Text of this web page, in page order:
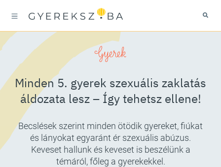
Gyerek
Minden 5. gyerek szexuális zaklatás
áldozata lesz – Így tehetsz ellene!
Becslések szerint minden ötödik gyereket, fiúkat
és lányokat egyaránt ér szexuális abúzus.
Keveset hallunk és keveset is beszélünk a
témáról, főleg a gyerekekkel.